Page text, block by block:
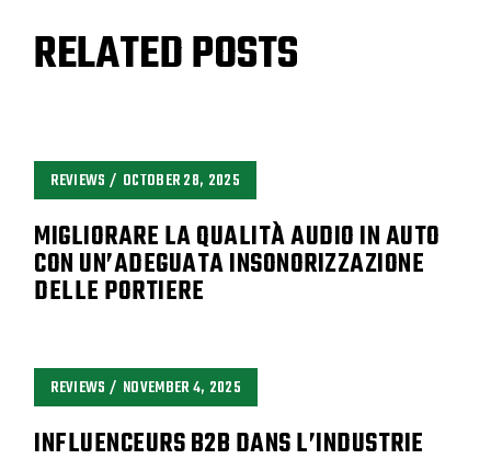
RELATED POSTS
REVIEWS OCTOBER 28, 2025
MIGLIORARE LA QUALITÀ AUDIO IN AUTO
CON UN’ADEGUATA INSONORIZZAZIONE
DELLE PORTIERE
REVIEWS NOVEMBER 4, 2025
INFLUENCEURS B2B DANS L’INDUSTRIE